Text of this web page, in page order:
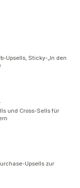
Upsells, Sticky-„In den
und Cross-Sells für
Upsells zur